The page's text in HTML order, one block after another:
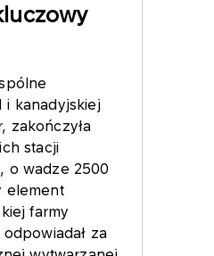
i kanadyjskiej
zakończyła
stacji
o wadze 2500
element
farmy
za